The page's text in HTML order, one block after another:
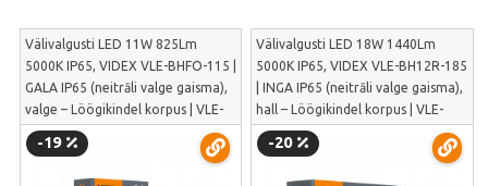
Välivalgusti LED 11W 825Lm
5000K IP65, VIDEX VLE-BHFO-115 |
GALA IP65 (neitrāli valge gaisma),
valge – Löögikindel korpus | VLE-
BHFO-115
-19
Välivalgusti LED 18W 1440Lm
5000K IP65, VIDEX VLE-BH12R-185
| INGA IP65 (neitrāli valge gaisma),
hall – Löögikindel korpus | VLE-
BH12R-185
-20